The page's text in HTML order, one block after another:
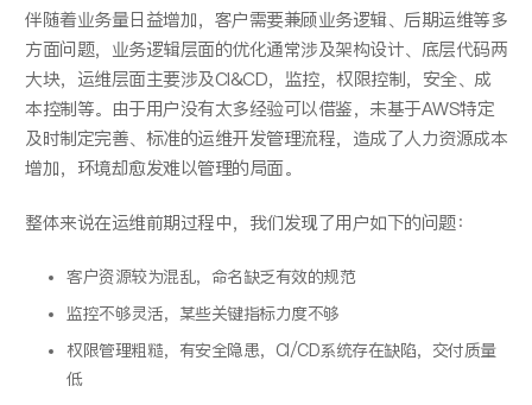
伴随着业务量日益增加，客户需要兼顾业务逻辑、后期运维等多
方面问题，业务逻辑层面的优化通常涉及架构设计、底层代码两
大块，运维层面主要涉及CI&CD，监控，权限控制，安全、成
本控制等。由于用户没有太多经验可以借鉴，未基于AWS特定
及时制定完善、标准的运维开发管理流程，造成了人力资源成本
增加，环境却愈发难以管理的局面。
整体来说在运维前期过程中，我们发现了用户如下的问题：
客户资源较为混乱，命名缺乏有效的规范
监控不够灵活，某些关键指标力度不够
权限管理粗糙，有安全隐患，CI/CD系统存在缺陷，交付质量
低